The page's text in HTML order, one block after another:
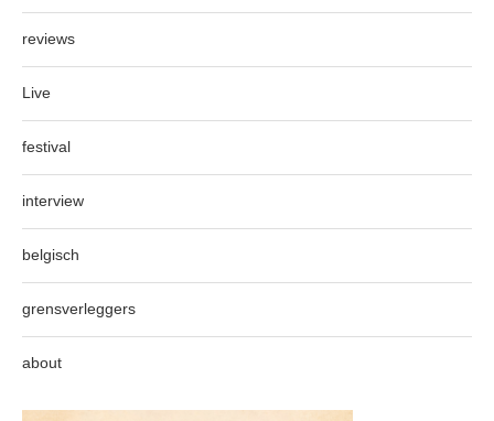
reviews
Live
festival
interview
belgisch
grensverleggers
about